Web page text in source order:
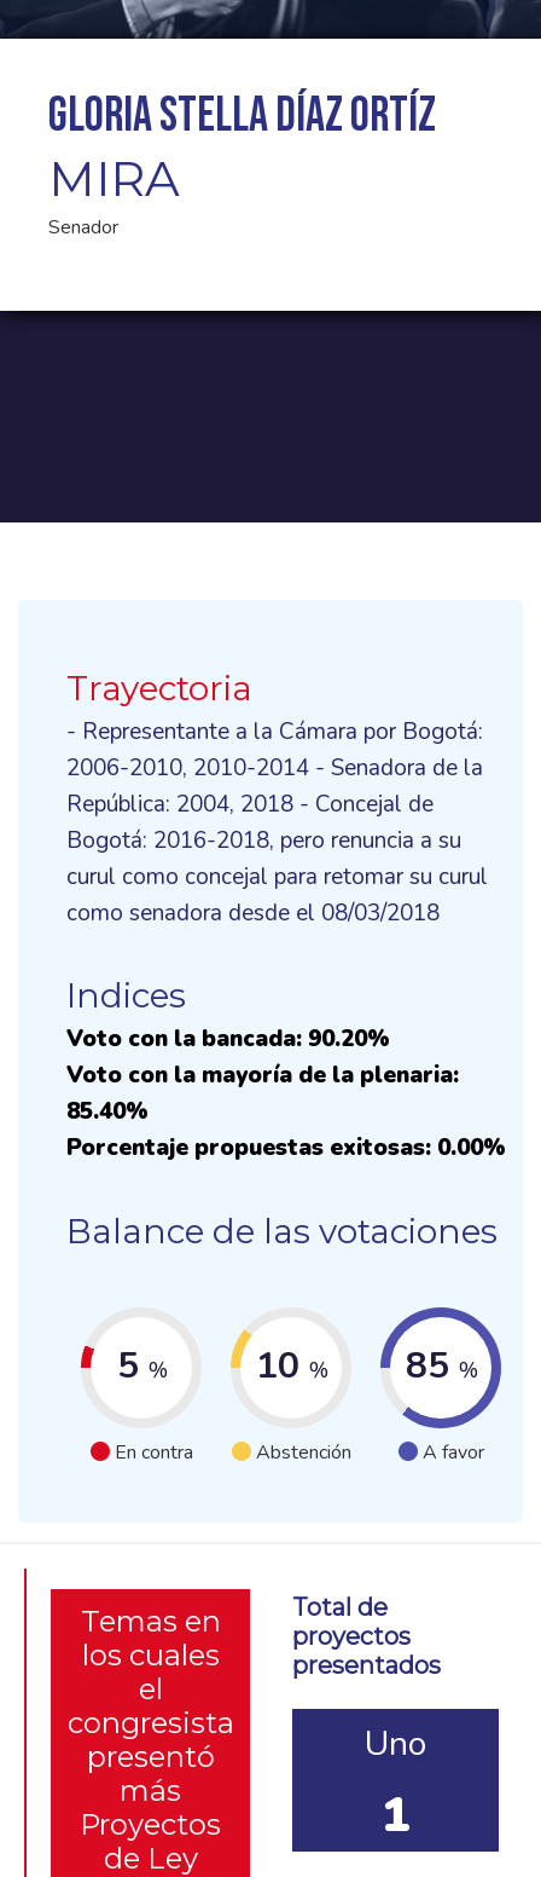
Gloria Stella Díaz Ortíz
MIRA
Senador
Trayectoria
- Representante a la Cámara por Bogotá:
2006-2010, 2010-2014 - Senadora de la
República: 2004, 2018 - Concejal de
Bogotá: 2016-2018, pero renuncia a su
curul como concejal para retomar su curul
como senadora desde el 08/03/2018
Indices
Voto con la bancada: 90.20%
Voto con la mayoría de la plenaria:
85.40%
Porcentaje propuestas exitosas: 0.00%
Balance de las votaciones
5 %
En contra
10 %
Abstención
85 %
A favor
Temas en
los cuales
el
congresista
presentó
más
Proyectos
de Ley
Total de
proyectos
presentados
Uno
1